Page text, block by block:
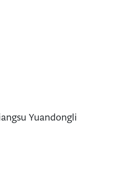
Yuandongli